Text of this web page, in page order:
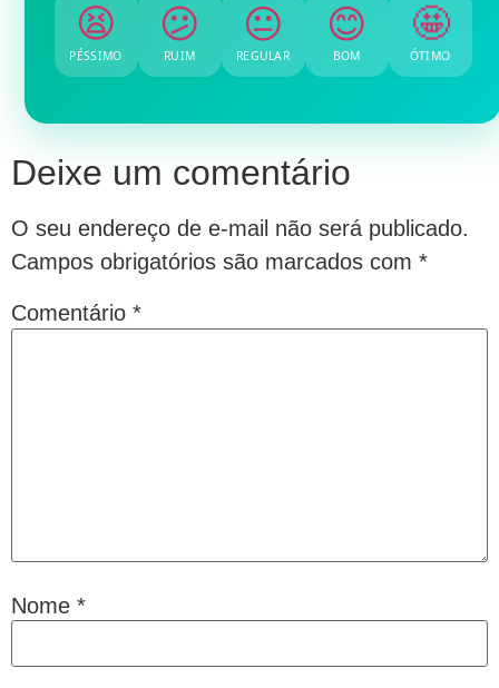
😫
PÉSSIMO
😕
RUIM
😐
REGULAR
😊
BOM
🤩
ÓTIMO
Deixe um comentário
O seu endereço de e-mail não será publicado.
Campos obrigatórios são marcados com *
Comentário *
Nome *